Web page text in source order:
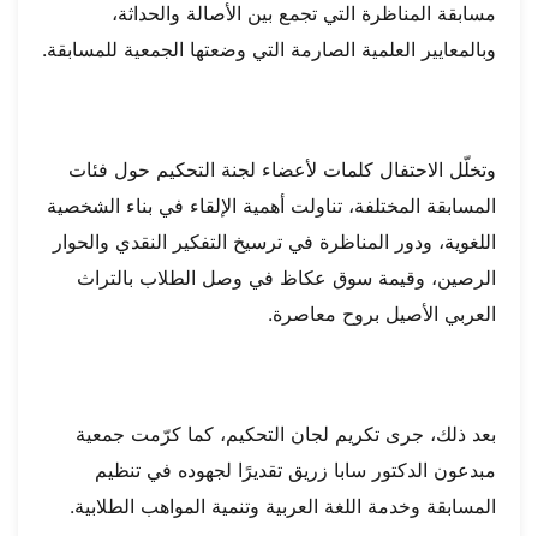
مسابقة المناظرة التي تجمع بين الأصالة والحداثة،
وبالمعايير العلمية الصارمة التي وضعتها الجمعية للمسابقة.
وتخلّل الاحتفال كلمات لأعضاء لجنة التحكيم حول فئات
المسابقة المختلفة، تناولت أهمية الإلقاء في بناء الشخصية
اللغوية، ودور المناظرة في ترسيخ التفكير النقدي والحوار
الرصين، وقيمة سوق عكاظ في وصل الطلاب بالتراث
العربي الأصيل بروح معاصرة.
بعد ذلك، جرى تكريم لجان التحكيم، كما كرّمت جمعية
مبدعون الدكتور سابا زريق تقديرًا لجهوده في تنظيم
المسابقة وخدمة اللغة العربية وتنمية المواهب الطلابية.